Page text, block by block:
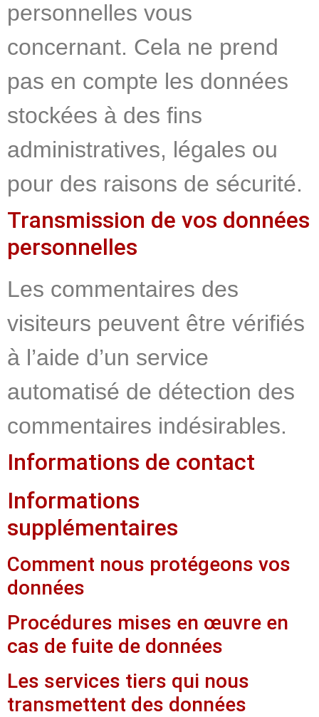
personnelles vous
concernant. Cela ne prend
pas en compte les données
stockées à des fins
administratives, légales ou
pour des raisons de sécurité.
Transmission de vos données
personnelles
Les commentaires des
visiteurs peuvent être vérifiés
à l’aide d’un service
automatisé de détection des
commentaires indésirables.
Informations de contact
Informations
supplémentaires
Comment nous protégeons vos
données
Procédures mises en œuvre en
cas de fuite de données
Les services tiers qui nous
transmettent des données